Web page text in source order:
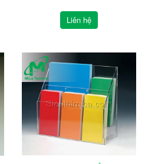
Liên hệ